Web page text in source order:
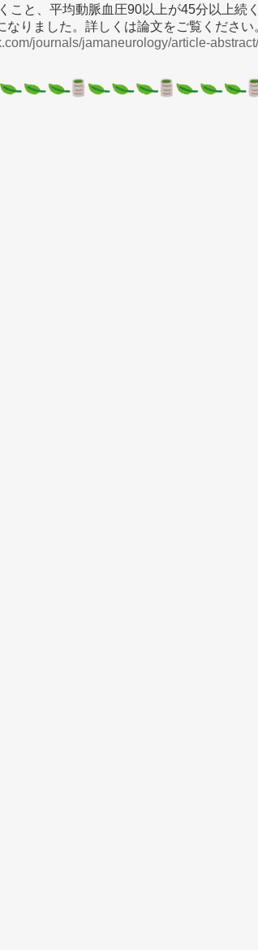
こと、平均動脈血圧90以上が45分以上続
なりました。詳しくは論文をご覧ください
journals/jamaneurology/article-